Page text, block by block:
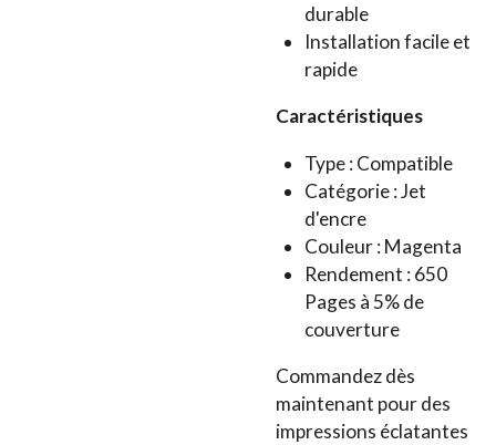
durable
Installation facile et
rapide
Caractéristiques
Type : Compatible
Catégorie : Jet
d'encre
Couleur : Magenta
Rendement : 650
Pages à 5% de
couverture
Commandez dès
maintenant pour des
impressions éclatantes